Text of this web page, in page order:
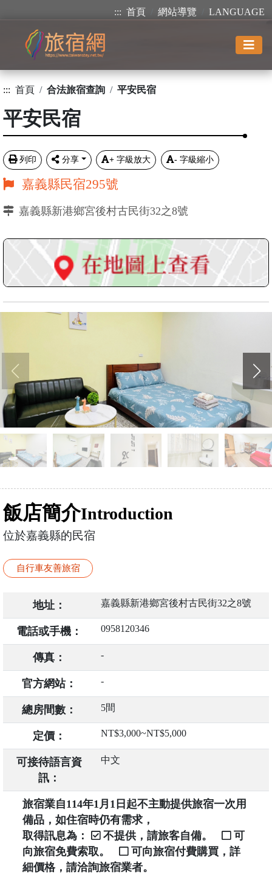
::: 首頁 網站導覽 LANGUAGE
::: 首頁 合法旅宿查詢 平安民宿
平安民宿
列印 分享 + 字級放大 - 字級縮小
嘉義縣民宿295號
嘉義縣新港鄉宮後村古民街32之8號
飯店簡介Introduction
位於嘉義縣的民宿
自行車友善旅宿
地址： 嘉義縣新港鄉宮後村古民街32之8號
電話或手機： 0958120346
傳真： -
官方網站： -
總房間數： 5間
定價： NT$3,000~NT$5,000
可接待語言資
訊：
中文
旅宿業自114年1月1日起不主動提供旅宿一次用
備品，如住宿時仍有需求，
取得訊息為：
不提供，請旅客自備。
可
向旅宿免費索取。
可向旅宿付費購買，詳
細價格，請洽詢旅宿業者。